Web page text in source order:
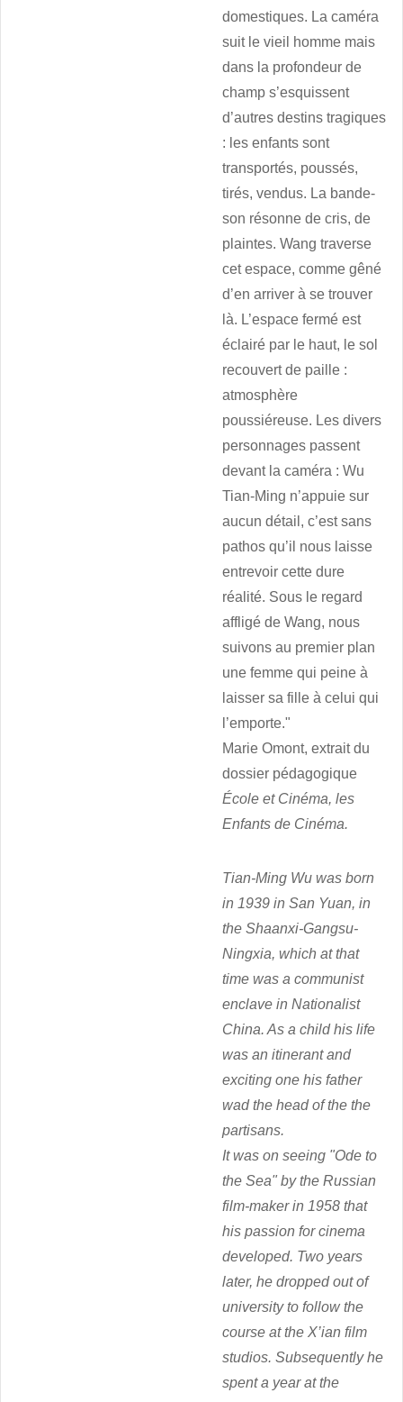
domestiques. La caméra
suit le vieil homme mais
dans la profondeur de
champ s’esquissent
d’autres destins tragiques
: les enfants sont
transportés, poussés,
tirés, vendus. La bande-
son résonne de cris, de
plaintes. Wang traverse
cet espace, comme gêné
d’en arriver à se trouver
là. L’espace fermé est
éclairé par le haut, le sol
recouvert de paille :
atmosphère
poussiéreuse. Les divers
personnages passent
devant la caméra : Wu
Tian-Ming n’appuie sur
aucun détail, c’est sans
pathos qu’il nous laisse
entrevoir cette dure
réalité. Sous le regard
affligé de Wang, nous
suivons au premier plan
une femme qui peine à
laisser sa fille à celui qui
l’emporte."
Marie Omont, extrait du
dossier pédagogique
École et Cinéma, les
Enfants de Cinéma.
Tian-Ming Wu was born
in 1939 in San Yuan, in
the Shaanxi-Gangsu-
Ningxia, which at that
time was a communist
enclave in Nationalist
China. As a child his life
was an itinerant and
exciting one his father
wad the head of the the
partisans.
It was on seeing "Ode to
the Sea" by the Russian
film-maker in 1958 that
his passion for cinema
developed. Two years
later, he dropped out of
university to follow the
course at the X’ian film
studios. Subsequently he
spent a year at the